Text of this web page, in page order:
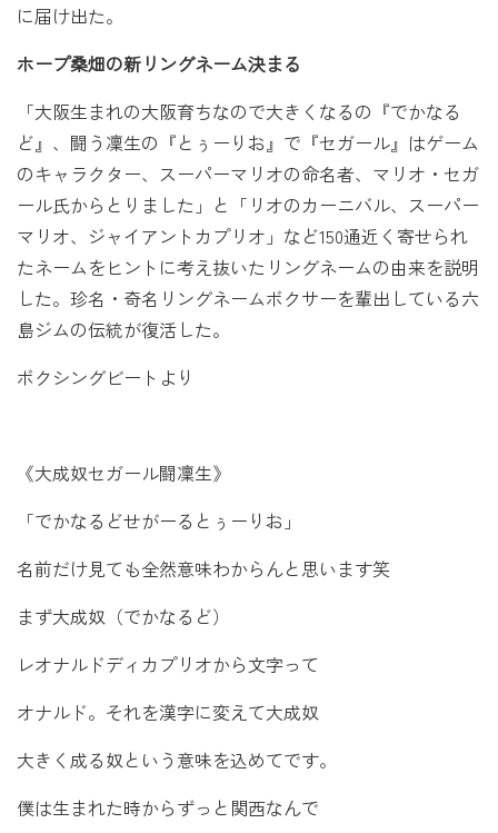
に届け出た。
ホープ桑畑の新リングネーム決まる
「大阪生まれの大阪育ちなので大きくなるの『でかなる
ど』、闘う凜生の『とぅーりお』で『セガール』はゲーム
のキャラクター、スーパーマリオの命名者、マリオ・セガ
ール氏からとりました」と「リオのカーニバル、スーパー
マリオ、ジャイアントカプリオ」など150通近く寄せられ
たネームをヒントに考え抜いたリングネームの由来を説明
した。珍名・奇名リングネームボクサーを輩出している六
島ジムの伝統が復活した。
ボクシングビートより
《大成奴セガール闘凜生》
「でかなるどせがーるとぅーりお」
名前だけ見ても全然意味わからんと思います笑
まず大成奴（でかなるど）
レオナルドディカプリオから文字って
オナルド。それを漢字に変えて大成奴
大きく成る奴という意味を込めてです。
僕は生まれた時からずっと関西なんで